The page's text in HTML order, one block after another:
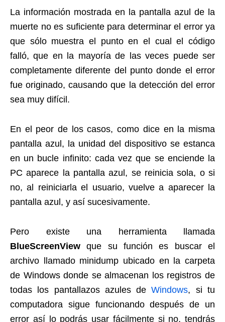
La información mostrada en la pantalla azul de la
muerte no es suficiente para determinar el error ya
que sólo muestra el punto en el cual el código
falló, que en la mayoría de las veces puede ser
completamente diferente del punto donde el error
fue originado, causando que la detección del error
sea muy difícil.
En el peor de los casos, como dice en la misma
pantalla azul, la unidad del dispositivo se estanca
en un bucle infinito: cada vez que se enciende la
PC aparece la pantalla azul, se reinicia sola, o si
no, al reiniciarla el usuario, vuelve a aparecer la
pantalla azul, y así sucesivamente.
Pero existe una herramienta llamada
BlueScreenView que su función es buscar el
archivo llamado minidump ubicado en la carpeta
de Windows donde se almacenan los registros de
todas los pantallazos azules deWindows, si tu
computadora sigue funcionando después de un
error así lo podrás usar fácilmente si no, tendrás